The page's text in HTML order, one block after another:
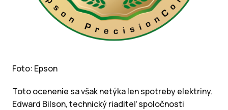
Foto: Epson
Toto ocenenie sa však netýka len spotreby elektriny.
Edward Bilson, technický riaditeľ spoločnosti